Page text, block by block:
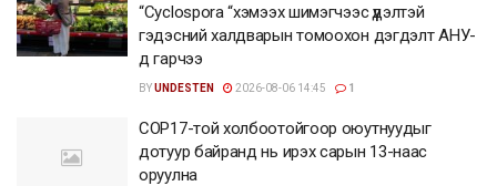
“Cyclospora “хэмээх шимэгчээс үүдэлтэй
гэдэсний халдварын томоохон дэгдэлт АНУ-
д гарчээ
BYUNDESTEN 2026-08-06 14:45 1
COP17-той холбоотойгоор оюутнуудыг
дотуур байранд нь ирэх сарын 13-наас
оруулна